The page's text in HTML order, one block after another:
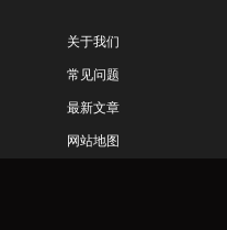
关于我们
常见问题
最新文章
网站地图